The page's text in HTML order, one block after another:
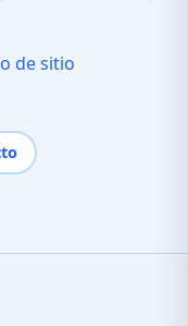
de sitio